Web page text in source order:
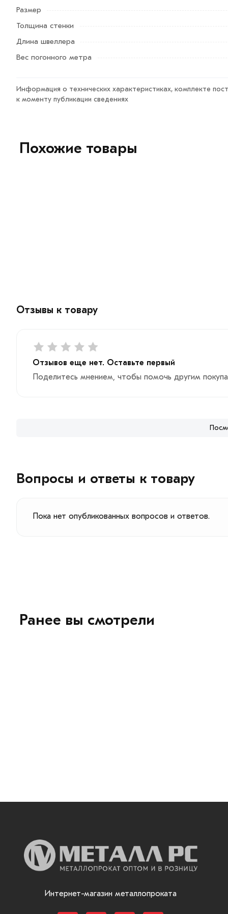
Условия доставки и цены на товар Швеллер гнутый
интернет-магазине МЕТАЛЛ-РС действительны в
менеджеры обработают заказ и свяжутся с Вами для
Размер
Толщина стенки
Длина швеллера
Вес погонного метра
Информация о технических характеристиках, комплекте
к моменту публикации сведениях
Похожие товары
Отзывы к товару
Отзывов еще нет. Оставьте первый
Поделитесь мнением, чтобы помочь другим
Вопросы и ответы к товару
Пока нет опубликованных вопросов и ответов.
Ранее вы смотрели
Интернет-магазин металлопроката